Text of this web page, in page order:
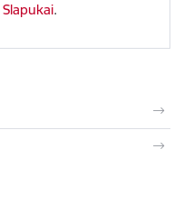
Slapukai.